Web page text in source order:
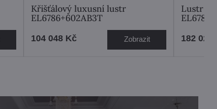
Křišťálový luxusní lustr
EL6786+602AB3T
104 048 Kč Zobrazit
Lustr
182 024